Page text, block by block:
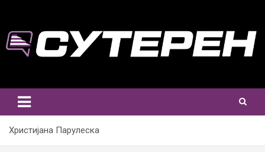
content
Христијана Парулеска